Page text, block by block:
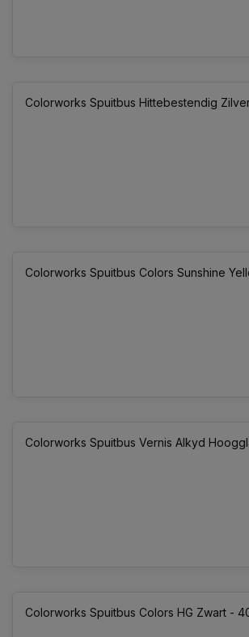
Colorworks Spuitbus Hittebestendig
Colorworks Spuitbus Colors Sunshine
Colorworks Spuitbus Vernis Alkyd
Colorworks Spuitbus Colors HG Zwart -